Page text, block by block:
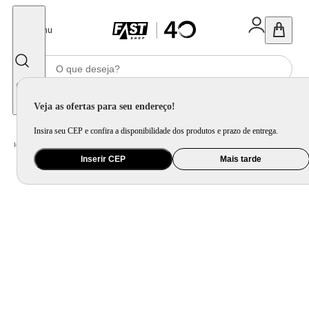
Menu
Veja as ofertas para seu endereço!
Insira seu CEP e confira a disponibilidade dos produtos e prazo de entrega.
Inserir CEP Mais tarde
Home